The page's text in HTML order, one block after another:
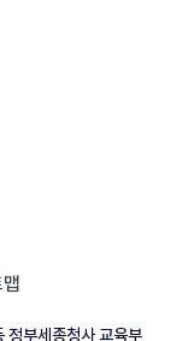
부세종청사 교육부